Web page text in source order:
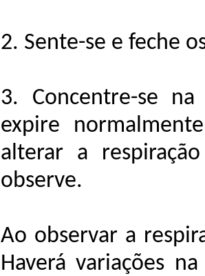
2. Sente-se e feche
3. Concentre-se
expire
alterar a
observe.
Ao observar a
Haverá variações